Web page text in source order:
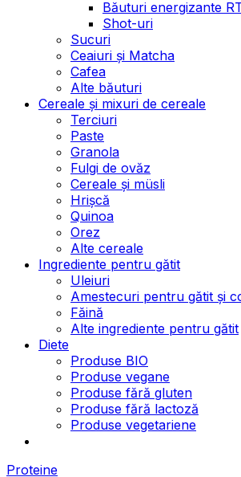
Băuturi energizante
Shot-uri
Sucuri
Ceaiuri și Matcha
Cafea
Alte băuturi
Cereale și mixuri de cereale
Terciuri
Paste
Granola
Fulgi de ovăz
Cereale și müsli
Hrișcă
Quinoa
Orez
Alte cereale
Ingrediente pentru gătit
Uleiuri
Amestecuri pentru gătit și
Făină
Alte ingrediente pentru gătit
Diete
Produse BIO
Produse vegane
Produse fără gluten
Produse fără lactoză
Produse vegetariene
Proteine